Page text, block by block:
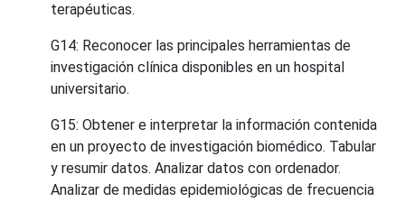
terapéuticas.
G14: Reconocer las principales herramientas de
investigación clínica disponibles en un hospital
universitario.
G15: Obtener e interpretar la información contenida
en un proyecto de investigación biomédico. Tabular
y resumir datos. Analizar datos con ordenador.
Analizar de medidas epidemiológicas de frecuencia